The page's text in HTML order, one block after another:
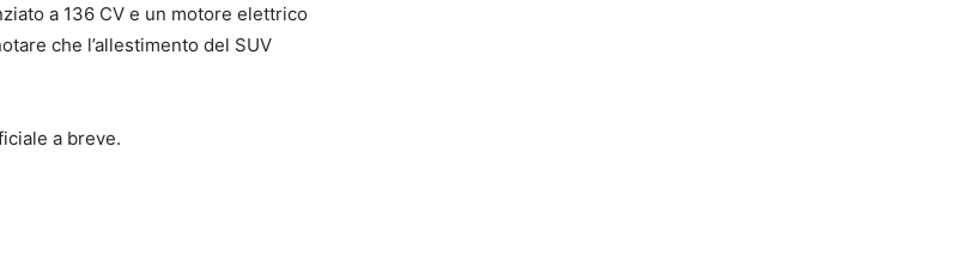
a 136 CV e un motore elettrico
che l’allestimento del SUV
a breve.